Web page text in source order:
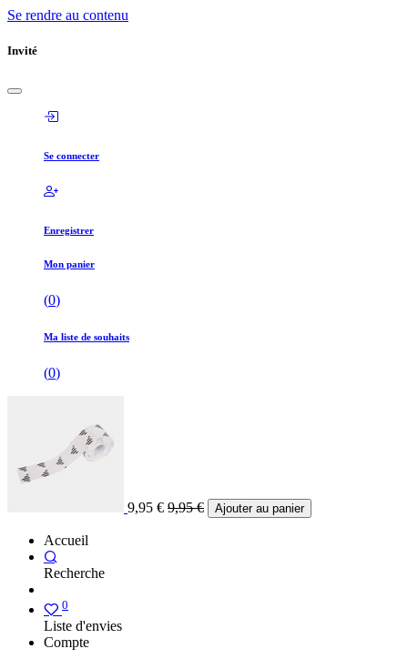
Se rendre au contenu
Invité
Se connecter
Enregistrer
Mon panier
(0)
Ma liste de souhaits
(0)
9,95 € 9,95€ Ajouter au panier
Accueil
Recherche
0
Liste d'envies
Compte